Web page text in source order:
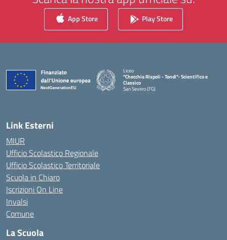
App Store Play Store
Liceo
"Checchia Rispoli - Tondi"- Scientifico e
Classico
San Severo (FG)
Link Esterni
MIUR
Ufficio Scolastico Regionale
Ufficio Scolastico Territoriale
Scuola in Chiaro
Iscrizioni On Line
Invalsi
Comune
La Scuola